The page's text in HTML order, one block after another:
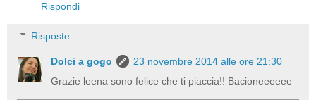
Rispondi
Risposte
Dolci a gogo
23 novembre 2014 alle ore 21:30
Grazie leena sono felice che ti piaccia!! Bacioneeeeee